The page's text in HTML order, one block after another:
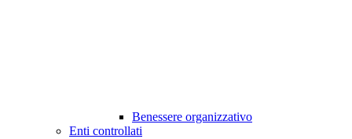
Benessere organizzativo
Enti controllati